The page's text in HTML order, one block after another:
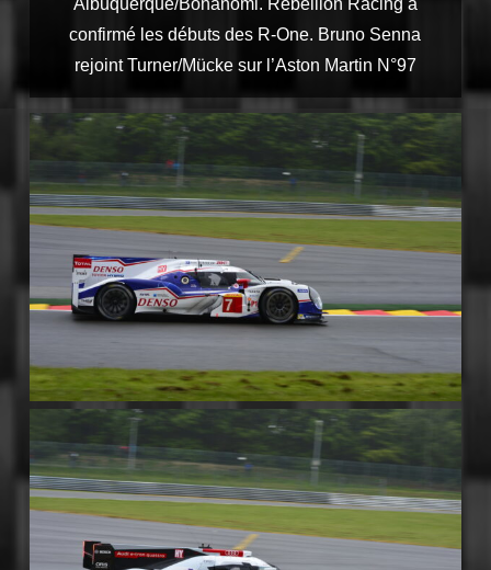
Albuquerque/Bonanomi. Rebellion Racing a
confirmé les débuts des R-One. Bruno Senna
rejoint Turner/Mücke sur l’Aston Martin N°97